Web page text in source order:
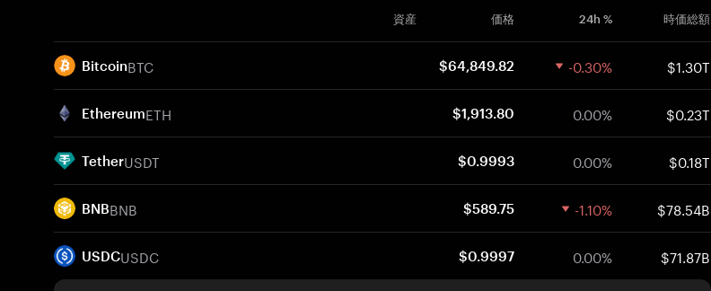
資産 価格 24h % 時価総額
BitcoinBTC $64,849.82 -0.30% $1.30T
EthereumETH $1,913.80 0.00% $0.23T
TetherUSDT $0.9993 0.00% $0.18T
BNBBNB $589.75 -1.10% $78.54B
USDCUSDC $0.9997 0.00% $71.87B